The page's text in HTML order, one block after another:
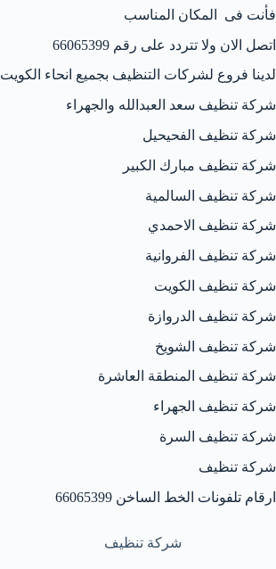
فأنت فى المكان المناسب
اتصل الان ولا تتردد على رقم 66065399
لدينا فروع لشركات التنظيف بجميع انحاء الكويت
شركة تنظيف سعد العبدالله والجهراء
شركة تنظيف الفحيحيل
شركة تنظيف مبارك الكبير
شركة تنظيف السالمية
شركة تنظيف الاحمدي
شركة تنظيف الفروانية
شركة تنظيف الكويت
شركة تنظيف الدروازة
شركة تنظيف الشويخ
شركة تنظيف المنطقة العاشرة
شركة تنظيف الجهراء
شركة تنظيف السرة
شركة تنظيف
ارقام تلفونات الخط الساخن 66065399
شركة تنظيف